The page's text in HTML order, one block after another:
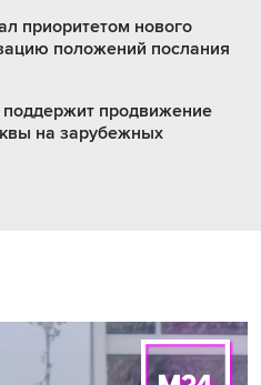
приоритетом нового
положений послания
продвижение
на зарубежных